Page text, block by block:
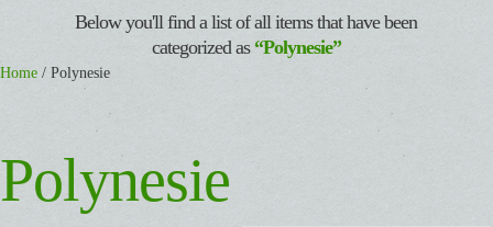
Below you'll find a list of all items that have been
categorized as “Polynesie”
Home / Polynesie
Polynesie